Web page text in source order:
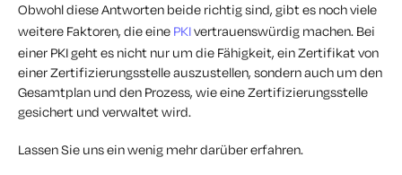
Obwohl diese Antworten beide richtig sind, gibt es noch viele
weitere Faktoren, die eine PKIvertrauenswürdig machen. Bei
einer PKI geht es nicht nur um die Fähigkeit, ein Zertifikat von
einer Zertifizierungsstelle auszustellen, sondern auch um den
Gesamtplan und den Prozess, wie eine Zertifizierungsstelle
gesichert und verwaltet wird.
Lassen Sie uns ein wenig mehr darüber erfahren.